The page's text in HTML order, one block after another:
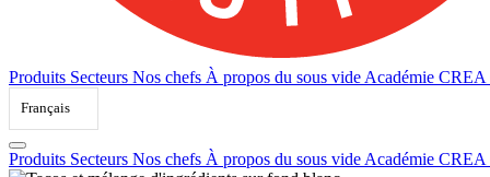
Produits Secteurs Nos chefs À propos du sous vide Académie CREA
Français
Produits Secteurs Nos chefs À propos du sous vide Académie CREA